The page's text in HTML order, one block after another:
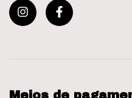
Meios de